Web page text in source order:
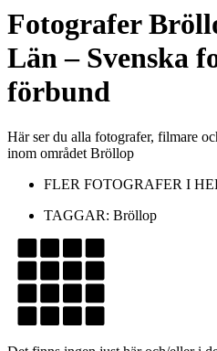
Fotografer
Län– Svenska
förbund
Här ser du alla fotografer, filmare
inom området Bröllop
FLER FOTOGRAFER I
TAGGAR: Bröllop